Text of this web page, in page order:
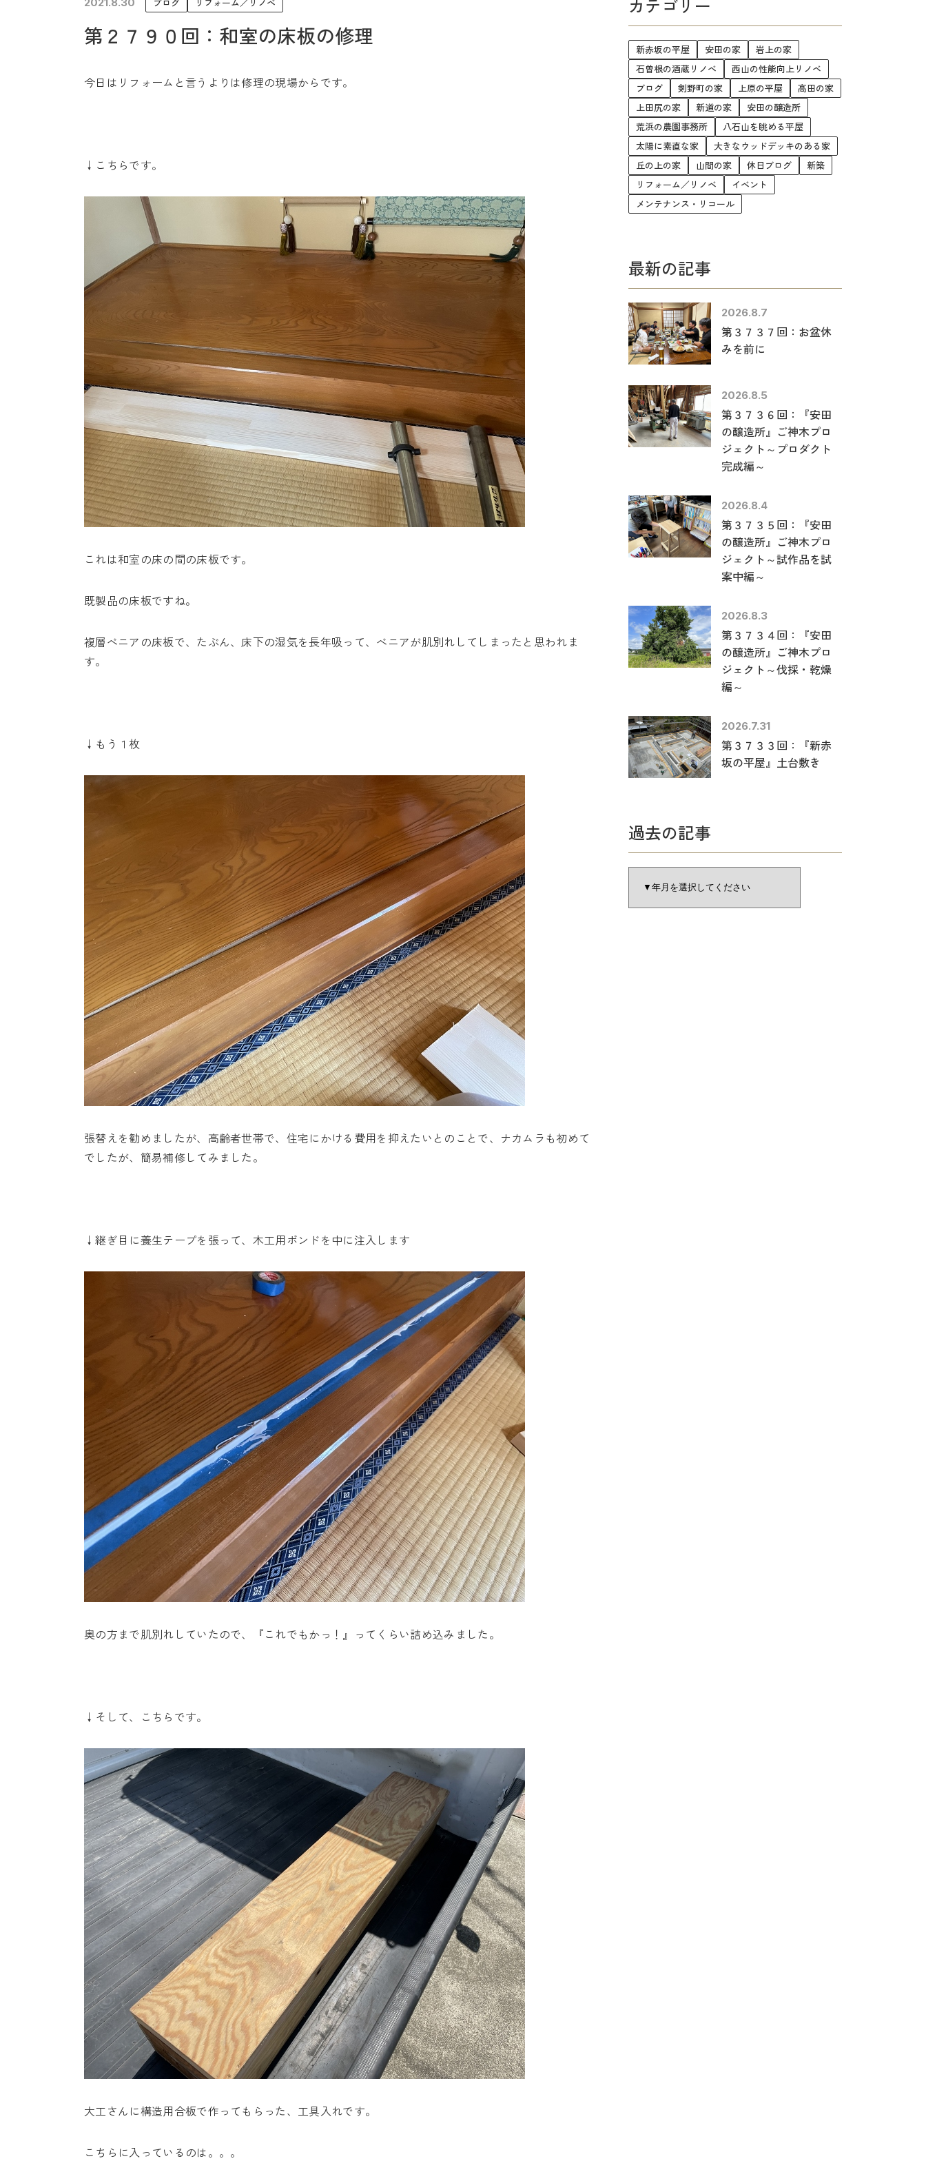
未来に住み継ぐ平屋
第２７９０回：和室の床板の修理
今日はリフォームと言うよりは修理の現場からです。
↓こちらです。
これは和室の床の間の床板です。
既製品の床板ですね。
複層べニアの床板で、たぶん、床下の湿気を長年吸って、べニアが肌別れしてしまったと思われま
す。
↓もう１枚
張替えを勧めましたが、高齢者世帯で、住宅にかける費用を抑えたいとのことで、ナカムラも初めて
でしたが、簡易補修してみました。
↓継ぎ目に養生テープを張って、木工用ボンドを中に注入します
奥の方まで肌別れしていたので、『これでもかっ！』ってくらい詰め込みました。
↓そして、こちらです。
大工さんに構造用合板で作ってもらった、工具入れです。
こちらに入っているのは。。。
カテゴリー
新赤坂の平屋 安田の家
岩上の家
石曽根の酒蔵リノベ
西山の性能向上リノベ
ブログ
剣野町の家 上原の平屋
高田の家
上田尻の家
新道の家
安田の醸造所
荒浜の農園事務所
八石山を眺める平屋
太陽に素直な家
大きなウッドデッキのある家
丘の上の家
山間の家 休日ブログ
新築
リフォーム／リノベ
イベント
メンテナンス・リコール
最新の記事
2026.8.7
第３７３７回：お盆休
みを前に
2026.8.5
第３７３６回：『安田
の醸造所』ご神木プロ
ジェクト～プロダクト
完成編～
2026.8.4
第３７３５回：『安田
の醸造所』ご神木プロ
ジェクト～試作品を試
案中編～
2026.8.3
第３７３４回：『安田
の醸造所』ご神木プロ
ジェクト～伐採・乾燥
編～
2026.7.31
第３７３３回：『新赤
坂の平屋』土台敷き
過去の記事